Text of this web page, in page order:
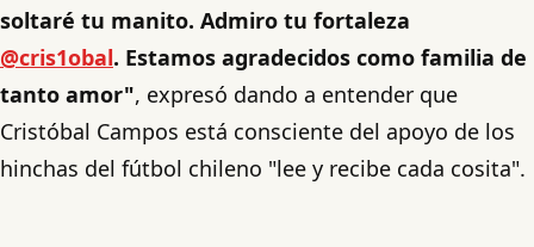
soltaré tu manito. Admiro tu fortaleza
@cris1obal. Estamos agradecidos como familia de
tanto amor", expresó dando a entender que
Cristóbal Campos está consciente del apoyo de los
hinchas del fútbol chileno "lee y recibe cada cosita".